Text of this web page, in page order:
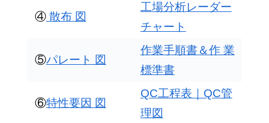
④散布 図
工場分析レーダー
チャート
⑤パレート 図
作業手順書＆作 業
標準書
⑥特性要因 図
QC工程表｜QC管
理図